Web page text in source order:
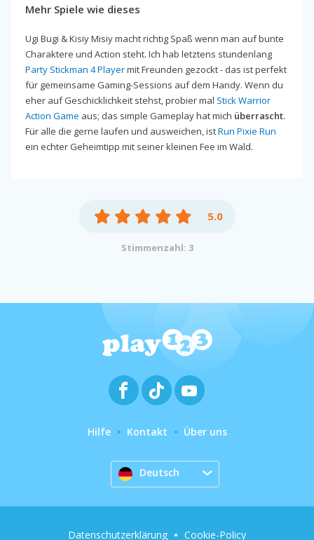
Mehr Spiele wie dieses
Ugi Bugi & Kisiy Misiy macht richtig Spaß wenn man auf bunte
Charaktere und Action steht. Ich hab letztens stundenlang
Party Stickman 4 Playermit Freunden gezockt - das ist perfekt
für gemeinsame Gaming-Sessions auf dem Handy. Wenn du
eher auf Geschicklichkeit stehst, probier mal Stick Warrior
Action Game aus; das simple Gameplay hat mich überrascht.
Für alle die gerne laufen und ausweichen, istRun Pixie Run
ein echter Geheimtipp mit seiner kleinen Fee im Wald.
5.0
Stimmenzahl: 3
Hilfe Kontakt Über uns
Deutsch
Datenschutzerklärung Cookie-Policy